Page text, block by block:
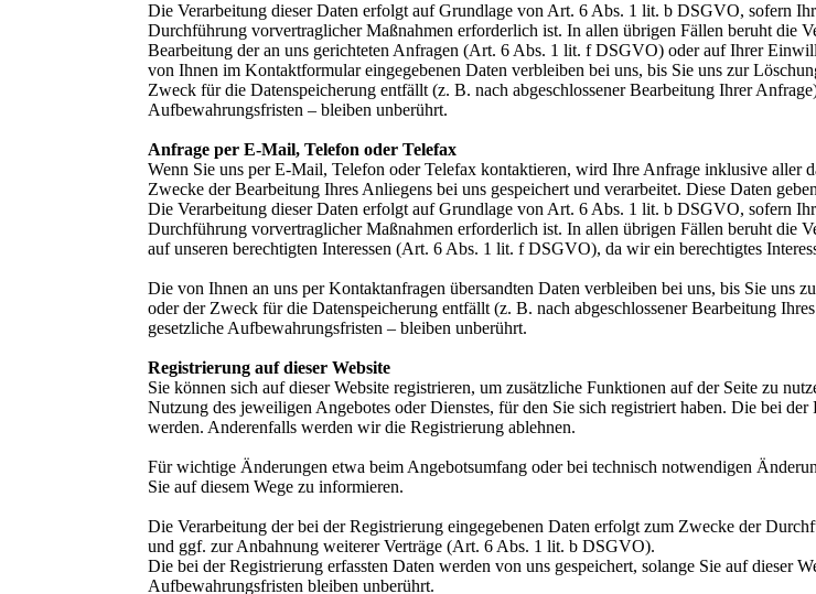
Die Verarbeitung dieser Daten erfolgt auf Grundlage von Art. 6 Abs. 1 lit. b DSGVO, sofern
Durchführung vorvertraglicher Maßnahmen erforderlich ist. In allen übrigen Fällen beruht die
Bearbeitung der an uns gerichteten Anfragen (Art. 6 Abs. 1 lit. f DSGVO) oder auf Ihrer
von Ihnen im Kontaktformular eingegebenen Daten verbleiben bei uns, bis Sie uns zur
Zweck für die Datenspeicherung entfällt (z. B. nach abgeschlossener Bearbeitung Ihrer
Aufbewahrungsfristen – bleiben unberührt.
Anfrage per E-Mail, Telefon oder Telefax
Wenn Sie uns per E-Mail, Telefon oder Telefax kontaktieren, wird Ihre Anfrage inklusive aller
Zwecke der Bearbeitung Ihres Anliegens bei uns gespeichert und verarbeitet. Diese Daten
Die Verarbeitung dieser Daten erfolgt auf Grundlage von Art. 6 Abs. 1 lit. b DSGVO, sofern
Durchführung vorvertraglicher Maßnahmen erforderlich ist. In allen übrigen Fällen beruht
auf unseren berechtigten Interessen (Art. 6 Abs. 1 lit. f DSGVO), da wir ein berechtigtes
Die von Ihnen an uns per Kontaktanfragen übersandten Daten verbleiben bei uns, bis Sie
oder der Zweck für die Datenspeicherung entfällt (z. B. nach abgeschlossener Bearbeitung
gesetzliche Aufbewahrungsfristen – bleiben unberührt.
Registrierung auf dieser Website
Sie können sich auf dieser Website registrieren, um zusätzliche Funktionen auf der Seite zu
Nutzung des jeweiligen Angebotes oder Dienstes, für den Sie sich registriert haben. Die bei
werden. Anderenfalls werden wir die Registrierung ablehnen.
Für wichtige Änderungen etwa beim Angebotsumfang oder bei technisch notwendigen
Sie auf diesem Wege zu informieren.
Die Verarbeitung der bei der Registrierung eingegebenen Daten erfolgt zum Zwecke der
und ggf. zur Anbahnung weiterer Verträge (Art. 6 Abs. 1 lit. b DSGVO).
Die bei der Registrierung erfassten Daten werden von uns gespeichert, solange Sie auf dieser
Aufbewahrungsfristen bleiben unberührt.